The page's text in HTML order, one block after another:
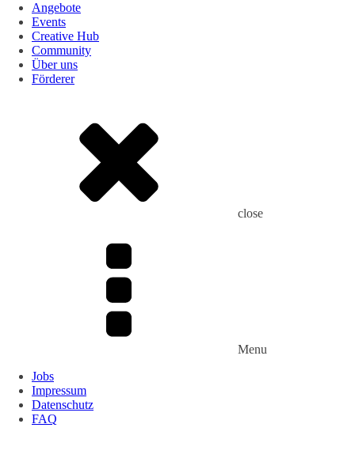
Angebote
Events
Creative Hub
Community
Über uns
Förderer
close
Menu
Jobs
Impressum
Datenschutz
FAQ